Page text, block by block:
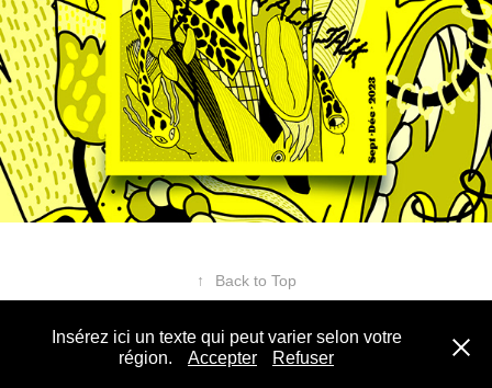
↑ Back to Top
©M.MORICE 2024
Insérez ici un texte qui peut varier selon votre
région.
Accepter Refuser